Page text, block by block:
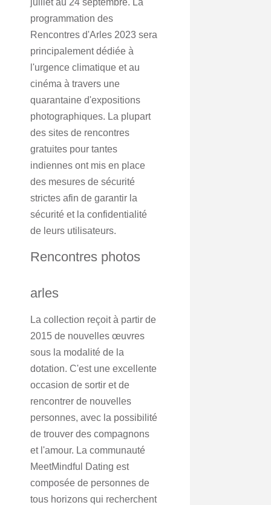
juillet au 24 septembre. La
programmation des
Rencontres d'Arles 2023 sera
principalement dédiée à
l'urgence climatique et au
cinéma à travers une
quarantaine d'expositions
photographiques. La plupart
des sites de rencontres
gratuites pour tantes
indiennes ont mis en place
des mesures de sécurité
strictes afin de garantir la
sécurité et la confidentialité
de leurs utilisateurs.
Rencontres photos
arles
La collection reçoit à partir de
2015 de nouvelles œuvres
sous la modalité de la
dotation. C'est une excellente
occasion de sortir et de
rencontrer de nouvelles
personnes, avec la possibilité
de trouver des compagnons
et l'amour. La communauté
MeetMindful Dating est
composée de personnes de
tous horizons qui recherchent